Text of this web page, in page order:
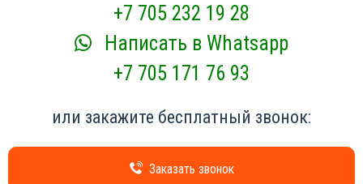
+7 705 232 19 28
Написать в Whatsapp
+7 705 171 76 93
или закажите бесплатный звонок:
Заказать звонок